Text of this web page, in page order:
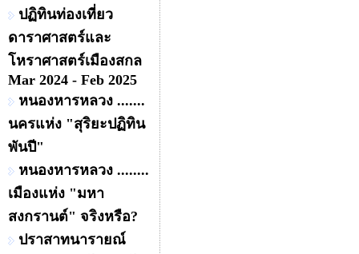
ปฏิทินท่องเที่ยว
ดาราศาสตร์และ
โหราศาสตร์เมืองสกล
Mar 2024 - Feb 2025
หนองหารหลวง .......
นครแห่ง "สุริยะปฏิทิน
พันปี"
หนองหารหลวง ........
เมืองแห่ง "มหา
สงกรานต์" จริงหรือ?
ปราสาทนารายณ์